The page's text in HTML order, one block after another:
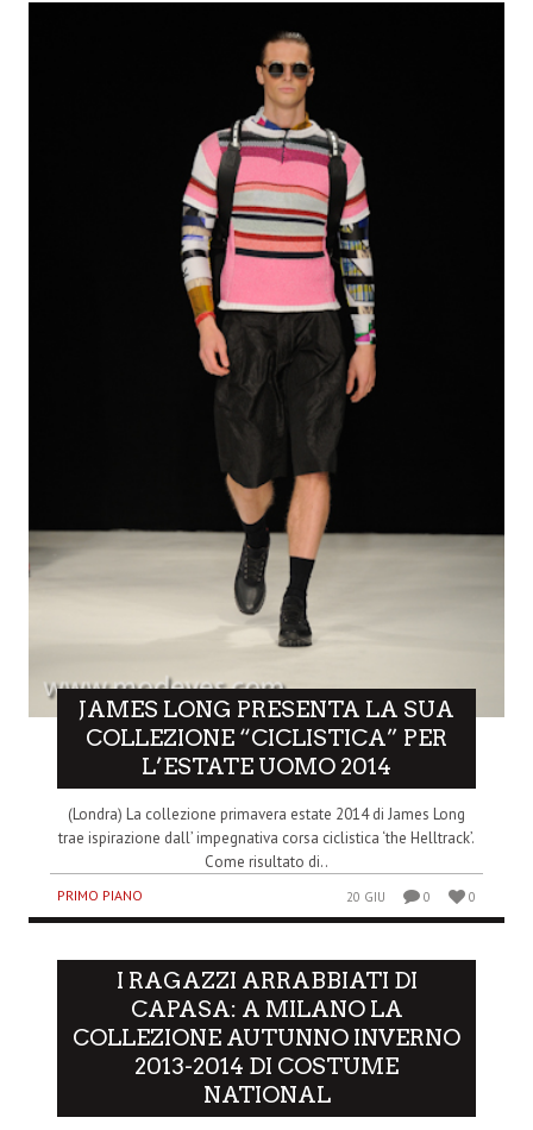
JAMES LONG PRESENTA LA SUA
COLLEZIONE “CICLISTICA” PER
L’ESTATE UOMO 2014
(Londra) La collezione primavera estate 2014 di James Long
trae ispirazione dall’ impegnativa corsa ciclistica ‘the Helltrack’.
Come risultato di..
PRIMO PIANO 20 GIU 0 0
I RAGAZZI ARRABBIATI DI
CAPASA: A MILANO LA
COLLEZIONE AUTUNNO INVERNO
2013-2014 DI COSTUME
NATIONAL